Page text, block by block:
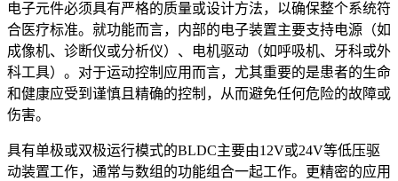
电子元件必须具有严格的质量或设计方法，以确保整个系统符
合医疗标准。就功能而言，内部的电子装置主要支持电源（如
成像机、诊断仪或分析仪）、电机驱动（如呼吸机、牙科或外
科工具）。对于运动控制应用而言，尤其重要的是患者的生命
和健康应受到谨慎且精确的控制，从而避免任何危险的故障或
伤害。
具有单极或双极运行模式的BLDC主要由12V或24V等低压驱
动装置工作，通常与数组的功能组合一起工作。更精密的应用